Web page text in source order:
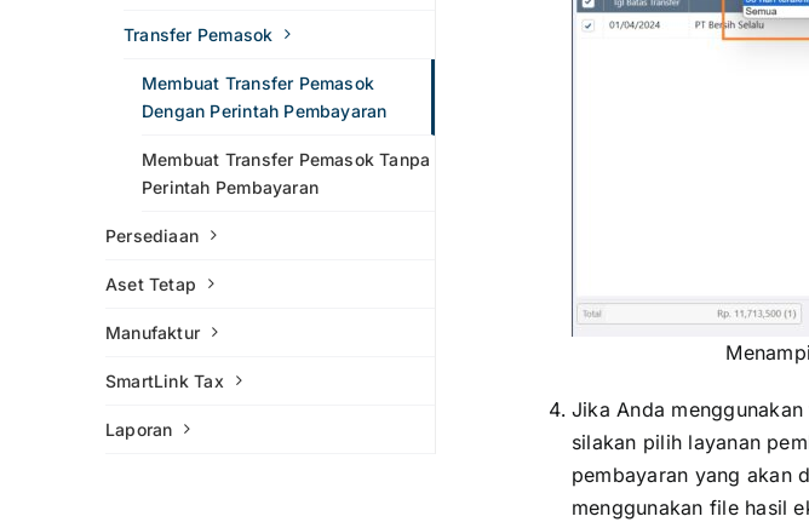
Jika Anda
silakan pilih layanan
pembayaran yang akan
menggunakan file hasil
Transfer Pemasok
Membuat Transfer Pemasok
Dengan Perintah Pembayaran
Membuat Transfer Pemasok Tanpa
Perintah Pembayaran
Persediaan
Aset Tetap
Manufaktur
SmartLink Tax
Laporan